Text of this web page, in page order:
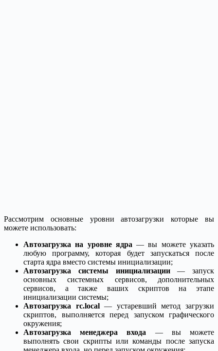
Рассмотрим основные уровни автозагрузки которые вы
можете использовать:
Автозагрузка на уровне ядра — вы можете указать
любую программу, которая будет запускаться после
старта ядра вместо системы инициализации;
Автозагрузка системы инициализации— запуск
основных системных сервисов, дополнительных
сервисов, а также ваших скриптов на этапе
инициализации системы;
Автозагрузка rc.local— устаревший метод загрузки
скриптов, выполняется перед запуском графического
окружения;
Автозагрузка менеджера входа — вы можете
выполнять свои скрипты или команды после запуска